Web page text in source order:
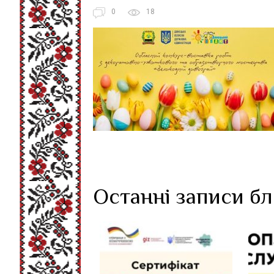
0 18
Останні записи